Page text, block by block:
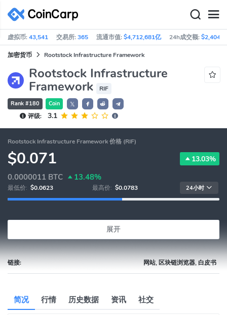
虚拟币:43,541 交易所:365 流通市值:$4,712,681亿 24h成交额:$2,404亿
加密货币 Rootstock Infrastructure Framework
Rootstock Infrastructure
Framework
RIF
Rank #180 Coin
𝕏
评级:
3.1
Rootstock Infrastructure Framework 价格 (RIF)
$0.071 13.03%
0.0000011 BTC 13.48%
最低价: $0.0623 最高价: $0.0783 24小时
展开
链接: 网站, 区块链浏览器, 白皮书
简况 行情 历史数据 资讯 社交